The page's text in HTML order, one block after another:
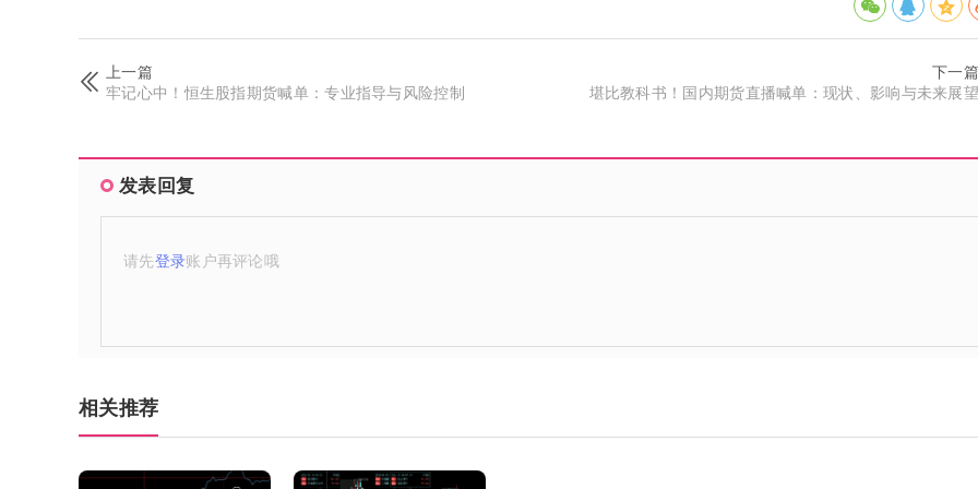
上一篇
牢记心中！恒生股指期货喊单：专业指导与风险控制
下一篇
堪比教科书！国内期货直播喊单：现状、影响与未来展望
发表回复
请先登录账户再评论哦
相关推荐